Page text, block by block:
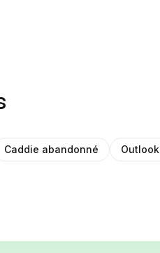
Caddie abandonné Outlook